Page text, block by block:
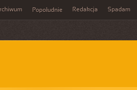
Popołudnie Redakcja Spadam